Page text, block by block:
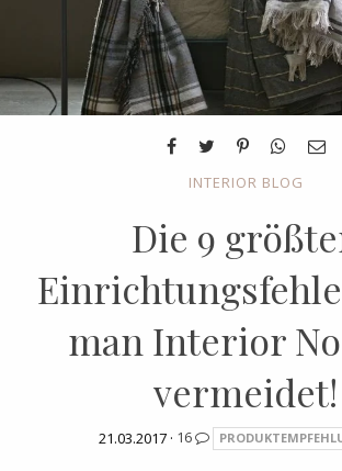
INTERIOR BLOG
Die 9
man Interior
vermeidet!
21.03.2017 · 16